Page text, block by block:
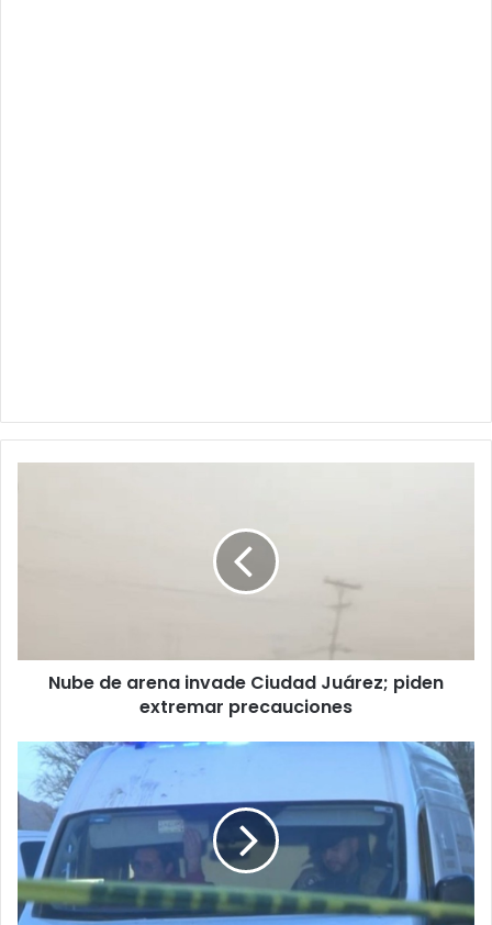
precauciones
Nube de arena invade Ciudad Juárez; piden
extremar precauciones
Hombre
encontrado
vida
en
parque
de